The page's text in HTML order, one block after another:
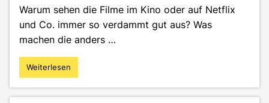
Warum sehen die Filme im Kino oder auf Netflix
und Co. immer so verdammt gut aus? Was
machen die anders …
"Boost
your
Weiterlesen